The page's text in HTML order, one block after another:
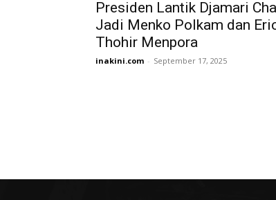
Presiden Lantik Djamari
Jadi Menko Polkam dan
Thohir Menpora
inakini.com - September 17, 2025